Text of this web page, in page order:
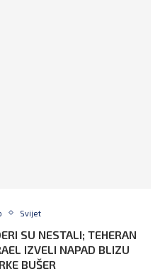
Svijet
SU NESTALI; TEHERAN
IZVELI NAPAD BLIZU
BUŠER